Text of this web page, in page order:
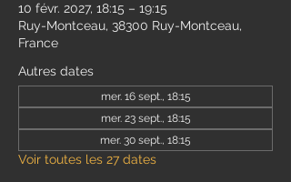
10 févr. 2027, 18:15 – 19:15
Ruy-Montceau, 38300 Ruy-Montceau,
France
Autres dates
mer. 16 sept., 18:15
mer. 23 sept., 18:15
mer. 30 sept., 18:15
Voir toutes les 27 dates